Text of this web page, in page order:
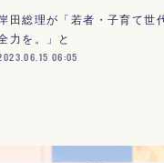
田総理が「若者・子育て世
力を。」と
06:05